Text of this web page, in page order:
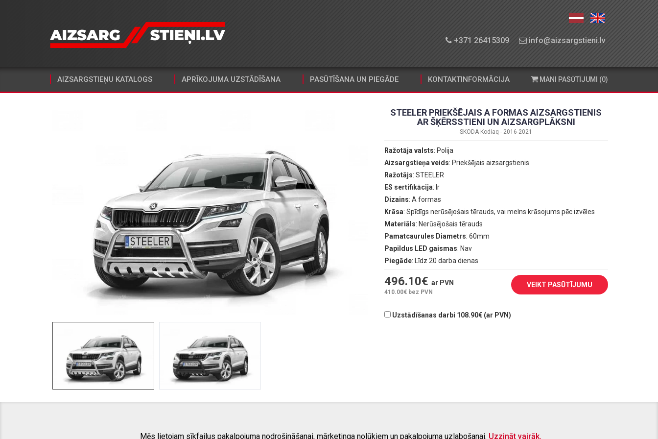
+371 26415309 info@aizsargstieni.lv
AIZSARGSTIEŅU KATALOGS APRĪKOJUMA UZSTĀDĪŠANA PASŪTĪŠANA UN PIEGĀDE KONTAKTINFORMĀCIJA MANI PASŪTĪJUMI (0)
STEELER PRIEKŠĒJAIS A FORMAS AIZSARGSTIENIS
AR ŠĶĒRSSTIENI UN AIZSARGPLĀKSNI
SKODA Kodiaq - 2016-2021
Ražotāja valsts: Polija
Aizsargstieņa veids: Priekšējais aizsargstienis
Ražotājs: STEELER
ES sertifikācija: Ir
Dizains: A formas
Krāsa: Spīdīgs nerūsējošais tērauds, vai melns krāsojums pēc izvēles
Materiāls: Nerūsējošais tērauds
Pamatcaurules Diametrs: 60mm
Papildus LED gaismas: Nav
Piegāde: Līdz 20 darba dienas
496.10€ ar PVN
410.00€ bez PVN
VEIKT PASŪTĪJUMU
Uzstādīšanas darbi 108.90€ (ar PVN)
Mēs lietojam sīkfailus pakalpojuma nodrošināšanai, mārketinga nolūkiem un pakalpojuma uzlabošanai. Uzzināt vairāk.